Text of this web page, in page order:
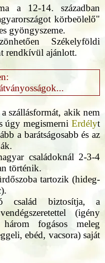
a 12-14. században
körbeölelő"
gyöngyszeme.
Székelyföldi
rendkívül ajánlott.
szállásformát, akik nem
úgy megismerni Erdélyt
a barátságosabb és az
családoknál 2-3-4
történik.
tartozik (hideg-
család biztosítja, a
(igény
fogásos meleg
ebéd, vacsora) saját